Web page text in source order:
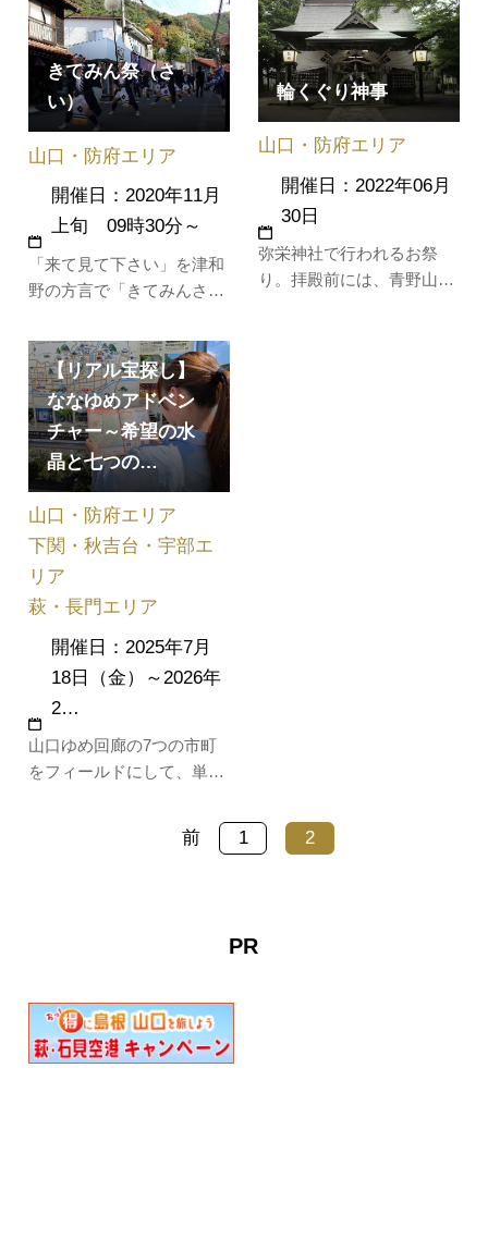
きてみん祭（さ
い）
「来て見て下さい」を津和
野の方言で「きてみんさ
しい秋祭り」をコンセプト
に、清流・高津川沿いに位
置する地元商店による、昔
ながらの屋台が開催されま
す。 当日は地元の奴道中
も披露されます。
山口・防府エリア
開催日：2020年11月
上旬 09時30分～
輪くぐり神事
弥栄神社で行われるお祭
り。拝殿前には、青野山産
山口・防府エリア
開催日：2022年06月
30日
【リアル宝探し】
ななゆめアドベン
チャー～希望の水
晶と七つの…
山口ゆめ回廊の7つの市町
をフィールドにして、単な
場でしか味わうことのでき
ない体験やサービス、食等
山口・防府エリア
下関・秋吉台・宇部エ
リア
萩・長門エリア
開催日：2025年7月
18日（金）～2026年
2…
前 1 2
PR